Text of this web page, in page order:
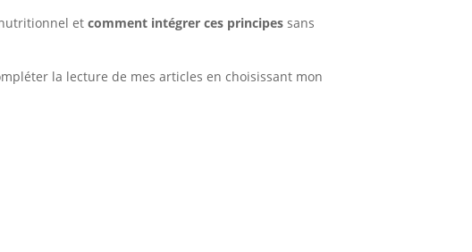
nutritionnel etcomment intégrer ces principes sans
la lecture de mes articles en choisissant mon